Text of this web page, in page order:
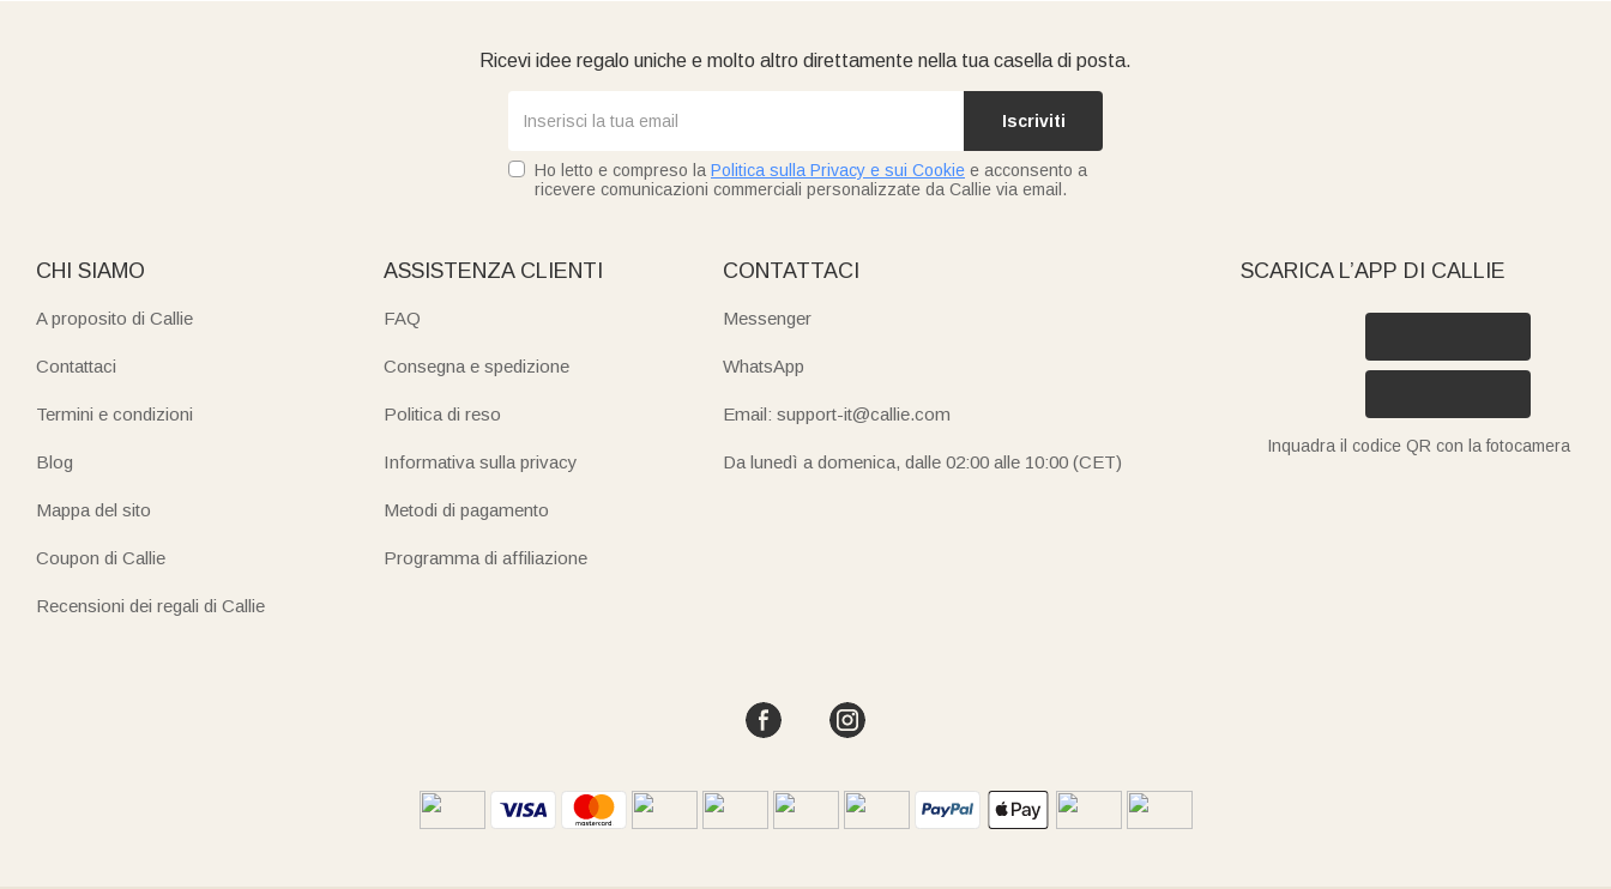
Ricevi idee regalo uniche e molto altro direttamente nella tua casella di posta.
Iscriviti
Ho letto e compreso la Politica sulla Privacy e sui Cookie e acconsento a
ricevere comunicazioni commerciali personalizzate da Callie via email.
CHI SIAMO
A proposito di Callie
Contattaci
Termini e condizioni
Blog
Mappa del sito
Coupon di Callie
Recensioni dei regali di Callie
ASSISTENZA CLIENTI
FAQ
Consegna e spedizione
Politica di reso
Informativa sulla privacy
Metodi di pagamento
Programma di affiliazione
CONTATTACI
Messenger
WhatsApp
Email: support-it@callie.com
Da lunedì a domenica, dalle 02:00 alle 10:00 (CET)
SCARICA L’APP DI CALLIE
Inquadra il codice QR con la fotocamera